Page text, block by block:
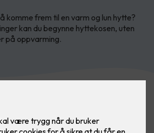
komme frem til en varm og lun hytte?
kan du begynne hyttekosen, uten
på oppvarming.